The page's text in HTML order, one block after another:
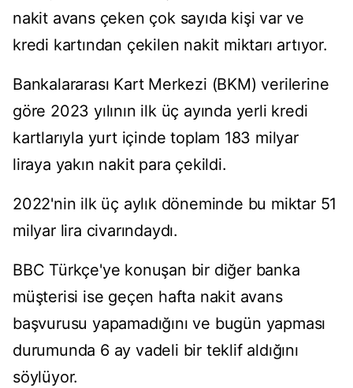
nakit avans çeken çok sayıda kişi var ve
kredi kartından çekilen nakit miktarı artıyor.
Bankalararası Kart Merkezi (BKM) verilerine
göre 2023 yılının ilk üç ayında yerli kredi
kartlarıyla yurt içinde toplam 183 milyar
liraya yakın nakit para çekildi.
2022'nin ilk üç aylık döneminde bu miktar 51
milyar lira civarındaydı.
BBC Türkçe'ye konuşan bir diğer banka
müşterisi ise geçen hafta nakit avans
başvurusu yapamadığını ve bugün yapması
durumunda 6 ay vadeli bir teklif aldığını
söylüyor.